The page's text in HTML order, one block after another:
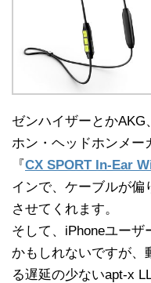
ゼンハイザーとか
ホン・ヘッドホンメー
『CX SPORT In-Ear
インで、ケーブルが偏
させてくれます。
そして、iPhoneユー
かもしれないですが、
る遅延の少ないapt-x